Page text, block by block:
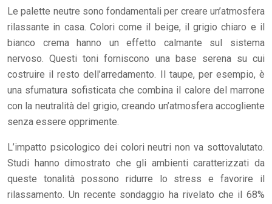
Le palette neutre sono fondamentali per creare un’atmosfera
rilassante in casa. Colori come il beige, il grigio chiaro e il
bianco crema hanno un effetto calmante sul sistema
nervoso. Questi toni forniscono una base serena su cui
costruire il resto dell’arredamento. Il taupe, per esempio, è
una sfumatura sofisticata che combina il calore del marrone
con la neutralità del grigio, creando un’atmosfera accogliente
senza essere opprimente.
L’impatto psicologico dei colori neutri non va sottovalutato.
Studi hanno dimostrato che gli ambienti caratterizzati da
queste tonalità possono ridurre lo stress e favorire il
rilassamento. Un recente sondaggio ha rivelato che il 68%